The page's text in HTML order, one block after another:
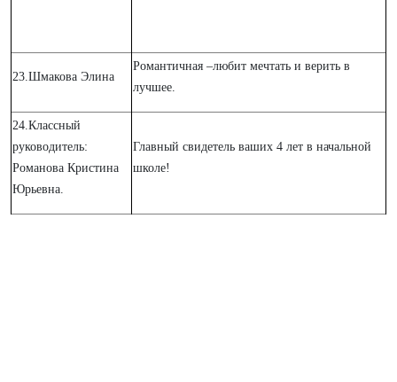
23.Шмакова Элина
Романтичная –любит мечтать и верить в
лучшее.
24.Классный
руководитель:
Романова Кристина
Юрьевна.
Главный свидетель ваших 4 лет в начальной
школе!